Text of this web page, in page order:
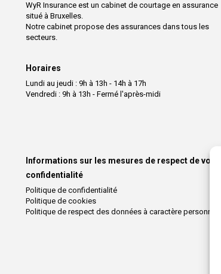
WyR Insurance est un cabinet de courtage en assurance
situé à Bruxelles.
Notre cabinet propose des assurances dans tous les
secteurs.
Horaires
Lundi au jeudi : 9h à 13h - 14h à 17h
Vendredi : 9h à 13h - Fermé l'après-midi
Informations sur les mesures de respect de votre
confidentialité
Politique de confidentialité
Politique de cookies
Politique de respect des données à caractère personnel